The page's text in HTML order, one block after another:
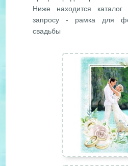
Ниже находится
запросу - рамка для
свадьбы